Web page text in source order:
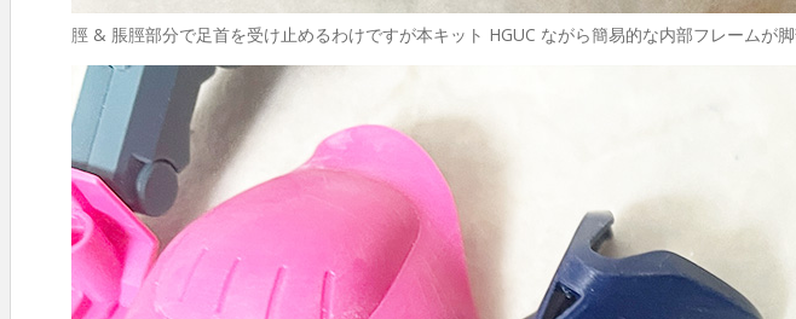
脛 & 脹脛部分で足首を受け止めるわけですが本キット HGUC ながら簡易的な内部フレームが脚